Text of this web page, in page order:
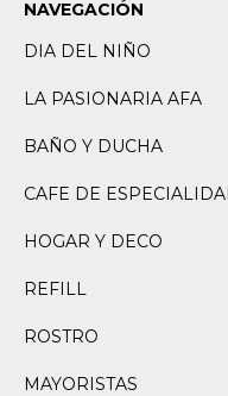
NAVEGACIÓN
DIA DEL NIÑO
LA PASIONARIA AFA
BAÑO Y DUCHA
CAFE DE
HOGAR Y DECO
REFILL
ROSTRO
MAYORISTAS